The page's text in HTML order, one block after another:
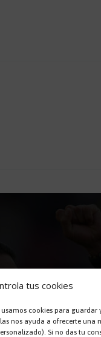
tus cookies
cookies para guardar
nos ayuda a ofrecerte una
Si no das tu